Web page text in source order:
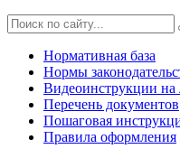
Нормативная база
Нормы
Видеоинструкции на
Перечень документов
Пошаговая
Правила оформления